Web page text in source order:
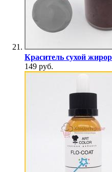
Краситель сухой
149 руб.